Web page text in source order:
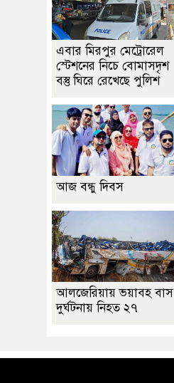
এবার মিরপুর মেট্রোরেল
স্টেশনের নিচে বোমাসদৃশ
বস্তু ঘিরে রেখেছে পুলিশ
আজ বন্ধু দিবস
আলজেরিয়ায় ভয়াবহ বাস
দুর্ঘটনায় নিহত ২৭